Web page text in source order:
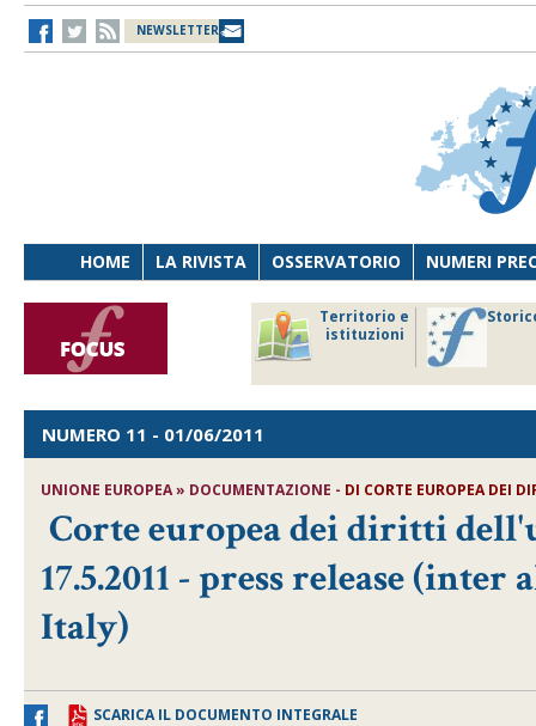
NEWSLETTER
HOME LA RIVISTA OSSERVATORIO NUMERI
Territorio e
istituzioni
NUMERO 11 - 01/06/2011
UNIONE EUROPEA » DOCUMENTAZIONE - DI CORTE EUROPEA DEI
Corte europea dei diritti
17.5.2011 - press release
Italy)
SCARICA IL DOCUMENTO INTEGRALE